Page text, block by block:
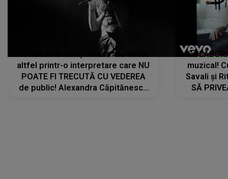
De această dată, "Dilaila" se simte
altfel printr-o interpretare care NU
POATE FI TRECUTĂ CU VEDEREA
de public! Alexandra Căpitănescu
muzical!
Savali și
SĂ